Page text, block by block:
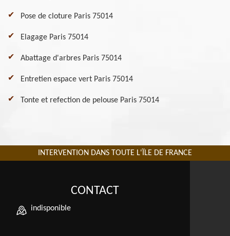
Pose de cloture Paris 75014
Elagage Paris 75014
Abattage d'arbres Paris 75014
Entretien espace vert Paris 75014
Tonte et refection de pelouse Paris 75014
INTERVENTION DANS TOUTE L'ÏLE DE FRANCE
CONTACT
indisponible